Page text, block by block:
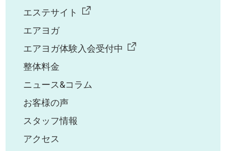
エステサイト
エアヨガ
エアヨガ体験入会受付中
整体料金
ニュース&コラム
お客様の声
スタッフ情報
アクセス